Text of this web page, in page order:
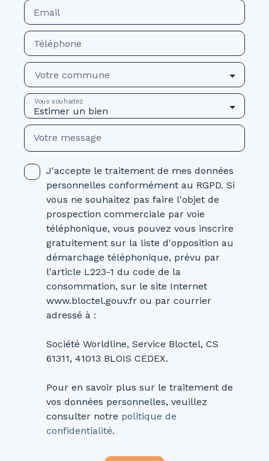
Email
Téléphone
Votre commune
Estimer un bien
Vous souhaitez
Votre message
J'accepte le traitement de mes données
personnelles conformément au RGPD. Si
vous ne souhaitez pas faire l'objet de
prospection commerciale par voie
téléphonique, vous pouvez vous inscrire
gratuitement sur la liste d'opposition au
démarchage téléphonique, prévu par
l'article L223-1 du code de la
consommation, sur le site Internet
www.bloctel.gouv.fr ou par courrier
adressé à :
Société Worldline, Service Bloctel, CS
61311, 41013 BLOIS CEDEX.
Pour en savoir plus sur le traitement de
vos données personnelles, veuillez
consulter notre politique de
confidentialité.